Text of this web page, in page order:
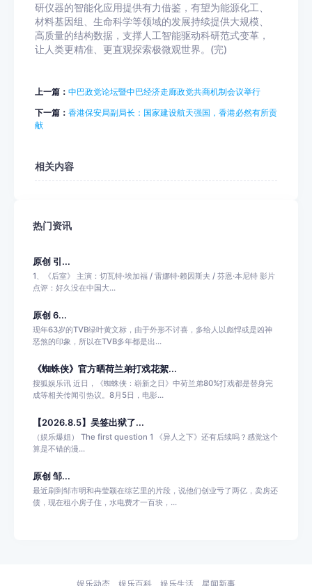
研仪器的智能化应用提供有力借鉴，有望为能源化工、
材料基因组、生命科学等领域的发展持续提供大规模、
高质量的结构数据，支撑人工智能驱动科研范式变革，
让人类更精准、更直观探索极微观世界。(完)
上一篇： 中巴政党论坛暨中巴经济走廊政党共商机制会议举行
下一篇： 香港保安局副局长：国家建设航天强国，香港必然有所贡
献
相关内容
热门资讯
原创 引...
1、《后室》 主演：切瓦特·埃加福 / 雷娜特·赖因斯夫 / 芬恩·本尼特 影片
点评：好久没在中国大...
原创 6...
现年63岁的TVB绿叶黄文标，由于外形不讨喜，多给人以彪悍或是凶神
恶煞的印象，所以在TVB多年都是出...
《蜘蛛侠》官方晒荷兰弟打戏花絮...
搜狐娱乐讯 近日，《蜘蛛侠：崭新之日》中荷兰弟80%打戏都是替身完
成等相关传闻引热议。8月5日，电影...
【2026.8.5】吴签出狱了...
（娱乐爆姐） The first question 1 《异人之下》还有后续吗？感觉这个
算是不错的漫...
原创 邹...
最近刷到邹市明和冉莹颖在综艺里的片段，说他们创业亏了两亿，卖房还
债，现在租小房子住，水电费才一百块，...
娱乐动态 娱乐百科 娱乐生活 星闻新事